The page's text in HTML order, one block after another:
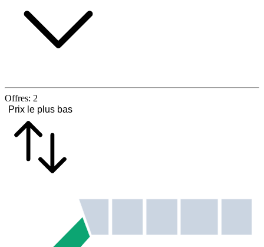
Offres: 2
Prix le plus bas